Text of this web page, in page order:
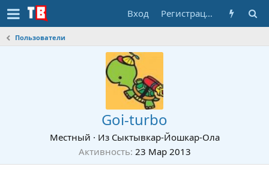
Вход Регистрация
Пользователи
Goi-turbo
Местный · Из Сыктывкар-Йошкар-Ола
Активность 23 Мар 2013